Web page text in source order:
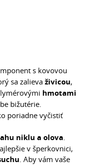
s kovovou
sa zalievaživicou,
hmotami
bižutérie.
poriadne vyčistiť
niklu a olova.
v šperkovnici,
. Aby vám vaše